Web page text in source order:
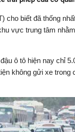
cho biết đã thống
vực trung tâm
ô tô hiện nay chỉ
không gửi xe trong